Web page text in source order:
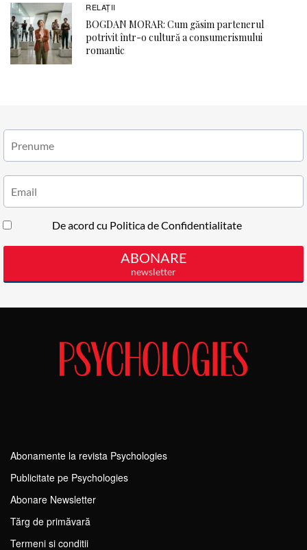
RELAŢII
BOGDAN MORAR: Cum găsim partenerul
potrivit într-o cultură a consumerismului
romantic
Abonamente la revista Psychologies
Publicitate pe Psychologies
Abonare Newsletter
Tărg de primăvară
Termeni si conditii